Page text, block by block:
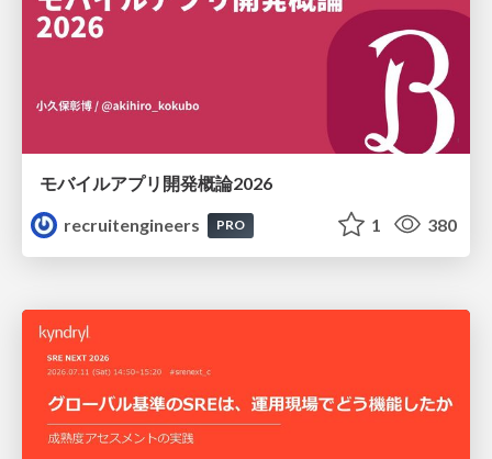
モバイルアプリ開発概論2026
recruitengineers
PRO 1 380